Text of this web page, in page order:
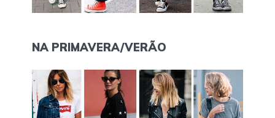
NA PRIMAVERA/VERÃO